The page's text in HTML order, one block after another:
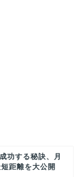
功する秘訣、月
距離を大公開